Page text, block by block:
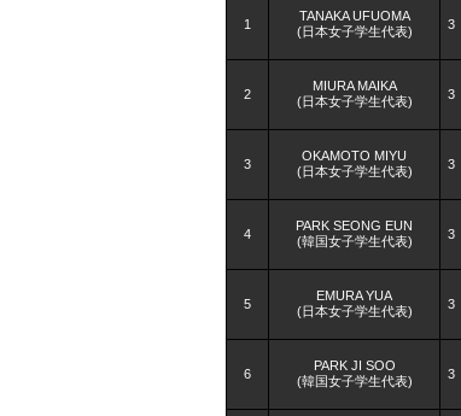
1
TANAKA UFUOMA
(日本女子学生代表)
3
2
MIURA MAIKA
(日本女子学生代表)
3
3
OKAMOTO MIYU
(日本女子学生代表)
3
4
PARK SEONG EUN
(韓国女子学生代表)
3
5
EMURA YUA
(日本女子学生代表)
3
6
PARK JI SOO
(韓国女子学生代表)
3